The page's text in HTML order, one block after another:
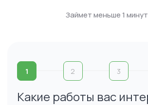
Займет меньше 1
1 2 3
Какие работы вас